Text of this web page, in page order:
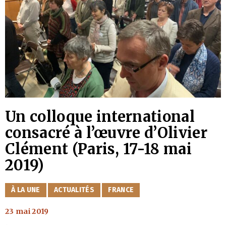
Un colloque international
consacré à l’œuvre d’Olivier
Clément (Paris, 17-18 mai
2019)
CATÉGORIES
À LA UNE ACTUALITÉS FRANCE
23 mai 2019